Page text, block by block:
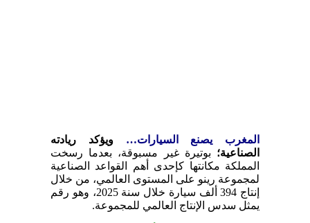
المغرب يصنع السيارات… ويؤكد ريادته
الصناعية؛ بوتيرة غير مسبوقة، بعدما رسخت
المملكة مكانتها كإحدى أهم القواعد الصناعية
لمجموعة رينو على المستوى العالمي، من خلال
إنتاج 394 ألف سيارة خلال سنة 2025، وهو رقم
يمثل سدس الإنتاج العالمي للمجموعة.